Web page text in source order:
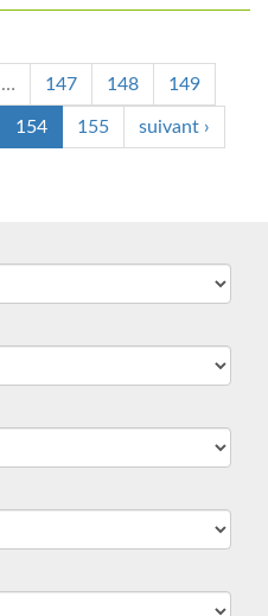
… 147 148 149
154 155 suivant ›